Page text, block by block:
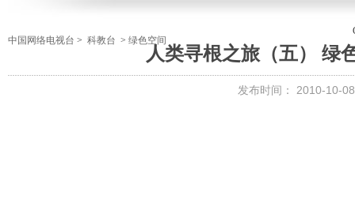
中国网络电视台 > 科教台 > 绿色空间
人类寻根之旅（五） 绿
发布时间： 2010-10-